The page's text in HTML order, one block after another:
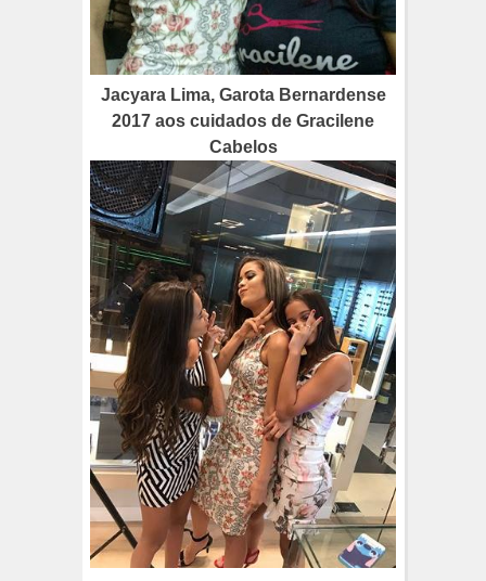
Jacyara Lima, Garota Bernardense
2017 aos cuidados de Gracilene
Cabelos